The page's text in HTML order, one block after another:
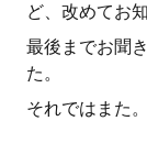
ど、改めてお
最後までお聞
た。
それではまた。